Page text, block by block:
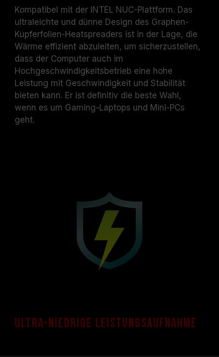
Kompatibel mit der INTEL NUC-Plattform. Das
ultraleichte und dünne Design des Graphen-
Kupferfolien-Heatspreaders ist in der Lage, die
Wärme effizient abzuleiten, um sicherzustellen,
dass der Computer auch im
Hochgeschwindigkeitsbetrieb eine hohe
Leistung mit Geschwindigkeit und Stabilität
bieten kann. Er ist definitiv die beste Wahl,
wenn es um Gaming-Laptops und Mini-PCs
geht.
Ultra-niedrige Leistungsaufnahme